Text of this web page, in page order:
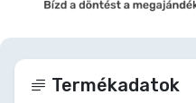
Termékadatok